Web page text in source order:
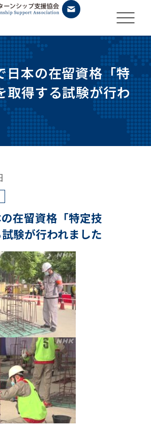
日本の在留資格「特
取得する試験が行わ
在留資格「特定技
験が行われました